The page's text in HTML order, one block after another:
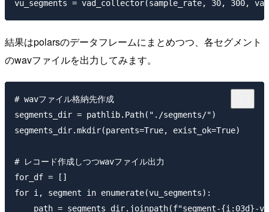
結果はpolarsのデータフレームにまとめつつ、各セグメント
のwavファイルを出力してみます。
# wavファイル格納先作成
segments_dir = pathlib.Path("./segments/")
segments_dir.mkdir(parents=True, exist_ok=True)
# レコード作成しつつwavファイル出力
for_df = []
for i, segment in enumerate(vu_segments):
path = segments_dir.joinpath(f"segment-{i:03d}-